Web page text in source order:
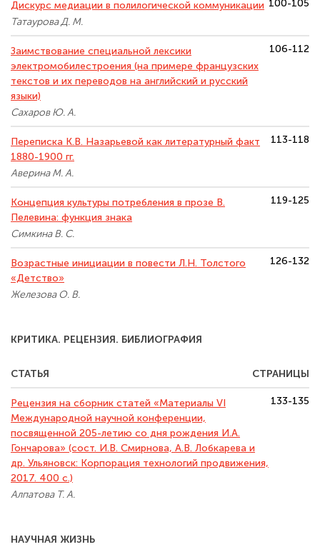
Дискурс медиации в полилогической коммуникации
Татаурова Д. М.
100-105
Заимствование специальной лексики
электромобилестроения (на примере французских
текстов и их переводов на английский и русский
языки)
Сахаров Ю. А.
106-112
Переписка К.В. Назарьевой как литературный факт
1880-1900 гг.
Аверина М. А.
113-118
Концепция культуры потребления в прозе В.
Пелевина: функция знака
Симкина В. С.
119-125
Возрастные инициации в повести Л.Н. Толстого
«Детство»
Железова О. В.
126-132
КРИТИКА. РЕЦЕНЗИЯ. БИБЛИОГРАФИЯ
СТАТЬЯ СТРАНИЦЫ
Рецензия на сборник статей «Материалы VI
Международной научной конференции,
посвященной 205-летию со дня рождения И.А.
Гончарова» (сост. И.В. Смирнова, А.В. Лобкарева и
др. Ульяновск: Корпорация технологий продвижения,
2017. 400 с.)
Алпатова Т. А.
133-135
НАУЧНАЯ ЖИЗНЬ